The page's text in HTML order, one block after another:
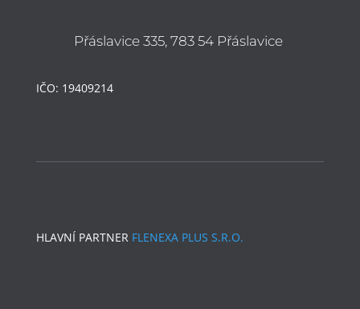
Přáslavice 335, 783 54 Přáslavice
IČO: 19409214
HLAVNÍ PARTNER FLENEXA PLUS S.R.O.